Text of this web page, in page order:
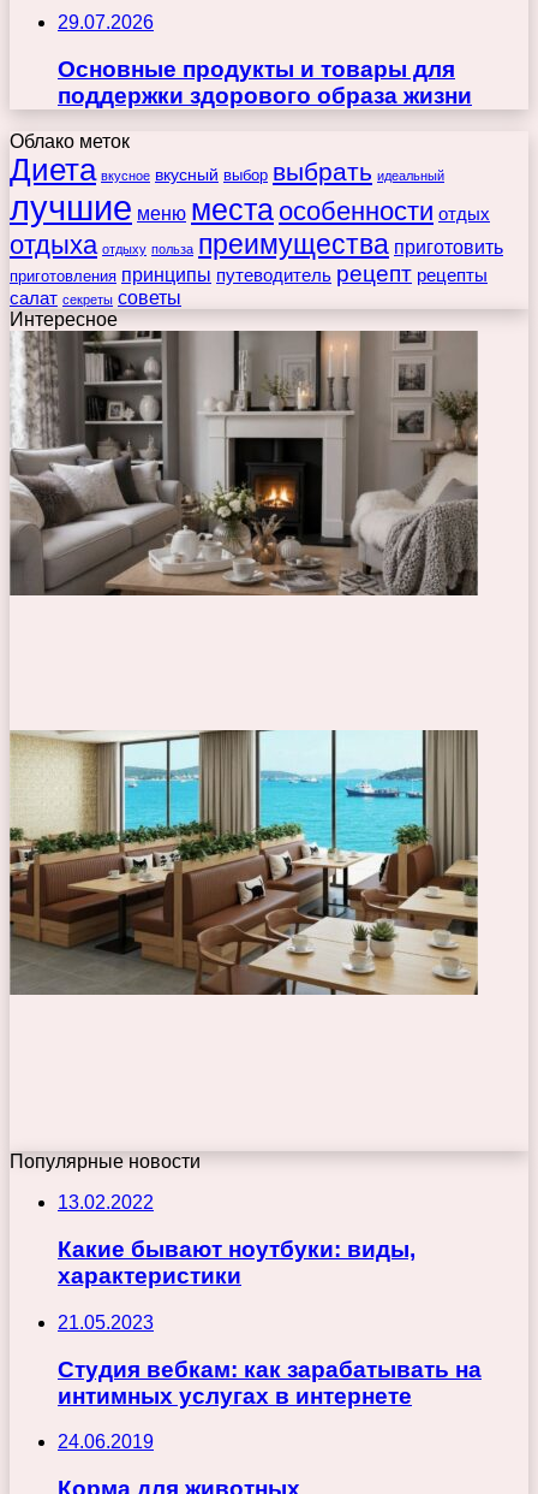
29.07.2026
Основные продукты и товары для
поддержки здорового образа жизни
Облако меток
Диета вкусное вкусный выбор выбрать идеальный
лучшие меню места особенности отдых
отдыха отдыху польза преимущества приготовить
приготовления принципы путеводитель рецепт рецепты
салат секреты советы
Интересное
Популярные новости
13.02.2022
Какие бывают ноутбуки: виды,
характеристики
21.05.2023
Студия вебкам: как зарабатывать на
интимных услугах в интернете
24.06.2019
Корма для животных